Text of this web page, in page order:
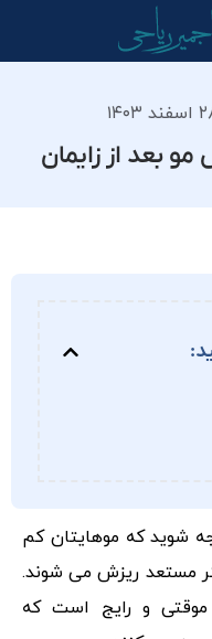
۱۴۰۳
بعد از زایمان
شوید که موهایتان کم
مستعد ریزش می شوند.
موقتی و رایج است که